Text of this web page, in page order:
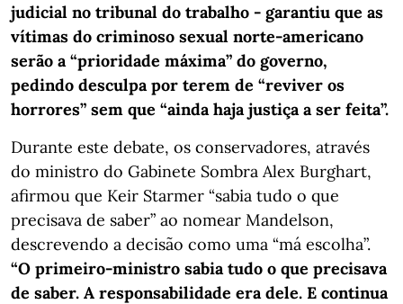
judicial no tribunal do trabalho - garantiu que as
vítimas do criminoso sexual norte-americano
serão a “prioridade máxima” do governo,
pedindo desculpa por terem de “reviver os
horrores” sem que “ainda haja justiça a ser feita”.
Durante este debate, os conservadores, através
do ministro do Gabinete Sombra Alex Burghart,
afirmou que Keir Starmer “sabia tudo o que
precisava de saber” ao nomear Mandelson,
descrevendo a decisão como uma “má escolha”.
“O primeiro-ministro sabia tudo o que precisava
de saber. A responsabilidade era dele. E continua